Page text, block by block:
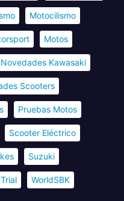
Motocilismo
Motos
Novedades Kawasaki
Scooters
Pruebas Motos
Scooter Eléctrico
Suzuki
Trial WorldSBK